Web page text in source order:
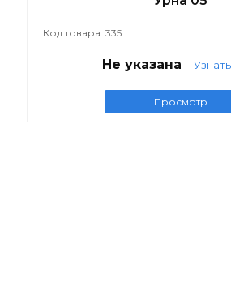
Код товара: 335
Не указана
Просмотр